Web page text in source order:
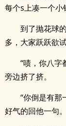
每个s上凑一个小
到了抛花球
多，大家跃跃欲
“啧，你八字
旁边挤了挤。
“你倒是有那
好气的回他一句。